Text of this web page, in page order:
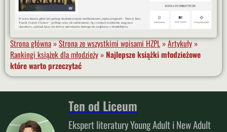
Strona główna»Strona ze wszystkimi wpisami HZPL»Artykuły»
Rankingi książek dla młodzieży» Najlepsze książki młodzieżowe
które warto przeczytać
Ten od Liceum
Ekspert literatury Young Adult i New Adult